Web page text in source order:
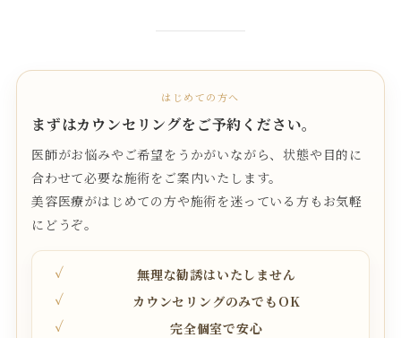
はじめての方へ
まずはカウンセリングをご予約ください。
医師がお悩みやご希望をうかがいながら、状態や目的に
合わせて必要な施術をご案内いたします。
美容医療がはじめての方や施術を迷っている方もお気軽
にどうぞ。
無理な勧誘はいたしません
カウンセリングのみでもOK
完全個室で安心